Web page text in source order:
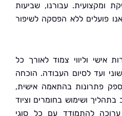
עבורנו, שביעות
ללא הפסקה לשיפור
צמוד לאורך כל
העבודה. הוכחה
בהתאמה אישית,
בחומרים וציוד
עם כל סוגי